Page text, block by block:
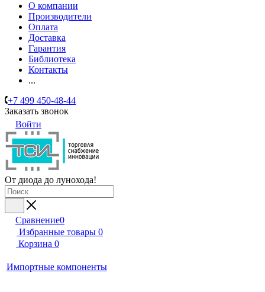
О компании
Производители
Оплата
Доставка
Гарантия
Библиотека
Контакты
...
+7 499 450-48-44
Заказать звонок
Войти
От диода до лунохода!
Сравнение0
Избранные товары 0
Корзина 0
Импортные компоненты